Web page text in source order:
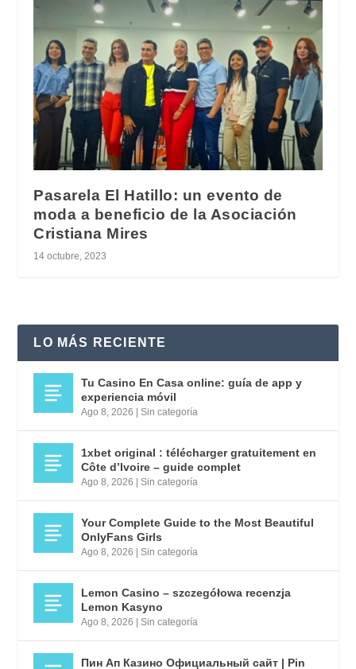
Pasarela El Hatillo: un evento de
moda a beneficio de la Asociación
Cristiana Mires
14 octubre, 2023
LO MÁS RECIENTE
Tu Casino En Casa online: guía de app y
experiencia móvil
Ago 8, 2026 |Sin categoría
1xbet original : télécharger gratuitement en
Côte d’Ivoire – guide complet
Ago 8, 2026 |Sin categoría
Your Complete Guide to the Most Beautiful
OnlyFans Girls
Ago 8, 2026 |Sin categoría
Lemon Casino – szczegółowa recenzja
Lemon Kasyno
Ago 8, 2026 |Sin categoría
Пин Ап Казино Официальный сайт | Pin